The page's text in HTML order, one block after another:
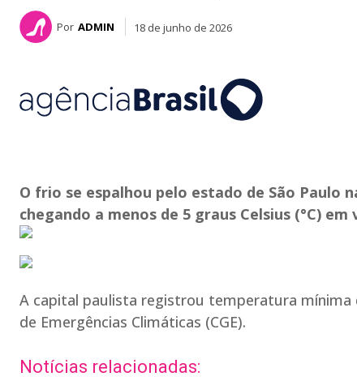
Por ADMIN 18 de junho de 2026
O frio se espalhou pelo estado de São
chegando a menos de 5 graus Celsius (°C) em
A capital paulista registrou temperatura mínima
de Emergências Climáticas (CGE).
Notícias relacionadas: